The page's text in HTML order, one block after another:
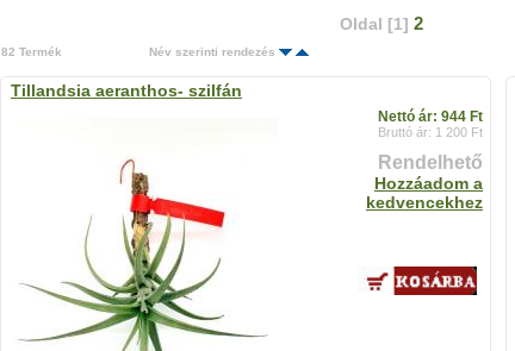
Oldal [1] 2
82 Termék Név szerinti rendezés
Tillandsia aeranthos- szilfán
Nettó ár: 944 Ft
Bruttó ár: 1 200 Ft
Rendelhető
Hozzáadom a
kedvencekhez